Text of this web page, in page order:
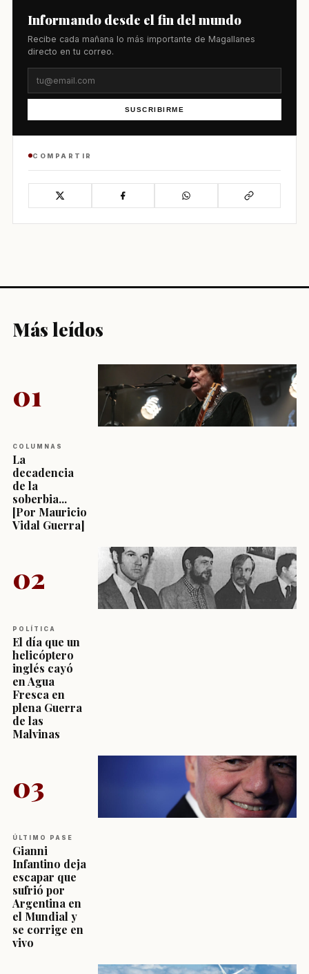
Informando desde el fin del mundo
Recibe cada mañana lo más importante de Magallanes
directo en tu correo.
SUSCRIBIRME
COMPARTIR
Más leídos
01
COLUMNAS
La
decadencia
de la
soberbia...
[Por Mauricio
Vidal Guerra]
02
POLÍTICA
El día que un
helicóptero
inglés cayó
en Agua
Fresca en
plena Guerra
de las
Malvinas
03
ÚLTIMO PASE
Gianni
Infantino deja
escapar que
sufrió por
Argentina en
el Mundial y
se corrige en
vivo